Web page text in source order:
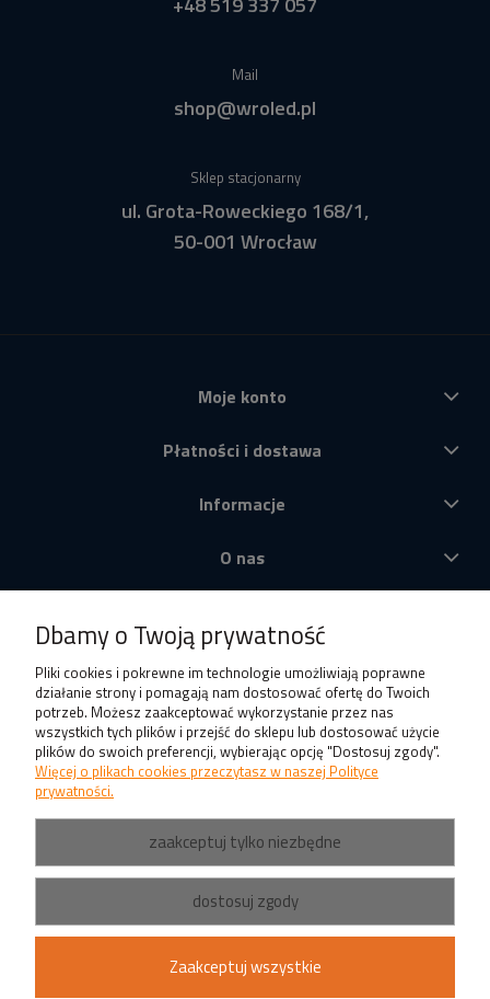
Mail
shop@wroled.pl
Sklep stacjonarny
ul. Grota-Roweckiego 168/1,
50-001 Wrocław
Moje konto
Płatności i dostawa
Informacje
O nas
Dbamy o Twoją prywatność
Pliki cookies i pokrewne im technologie umożliwiają poprawne
działanie strony i pomagają nam dostosować ofertę do Twoich
potrzeb. Możesz zaakceptować wykorzystanie przez nas
wszystkich tych plików i przejść do sklepu lub dostosować użycie
plików do swoich preferencji, wybierając opcję "Dostosuj zgody".
Więcej o plikach cookies przeczytasz w naszej Polityce
prywatności.
zaakceptuj tylko niezbędne
dostosuj zgody
Zaakceptuj wszystkie